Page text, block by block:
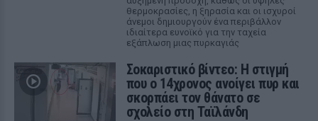
θερμοκρασίες, η ξηρασία και οι ισχυροί
άνεμοι δημιουργούν ένα περιβάλλον
ιδιαίτερα ευνοϊκό για την ταχεία
εξάπλωση μιας πυρκαγιάς
Σοκαριστικό βίντεο: Η στιγμή
που ο 14χρονος ανοίγει πυρ και
σκορπάει τον θάνατο σε
σχολείο στη Ταϊλάνδη